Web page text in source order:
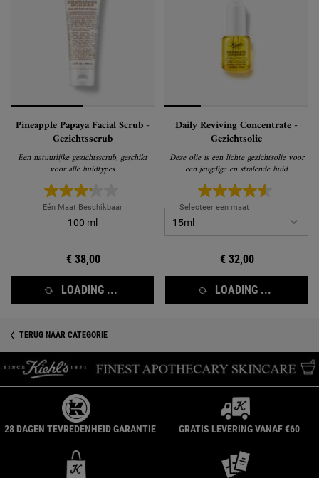
Pineapple Papaya Facial Scrub -
Gezichtsscrub
Een natuurlijke gezichtsscrub, geschikt
voor alle huidtypes.
Eén Maat Beschikbaar
100 ml
€ 38,00
LOADING ...
Daily Reviving Concentrate -
Gezichtsolie
Deze olie is een lichte gezichtsolie voor
een jeugdige en stralende huid
Selecteer een maat
€ 32,00
LOADING ...
TERUG NAAR CATEGORIE
28 DAGEN TEVREDENHEID GARANTIE GRATIS LEVERING VANAF €60